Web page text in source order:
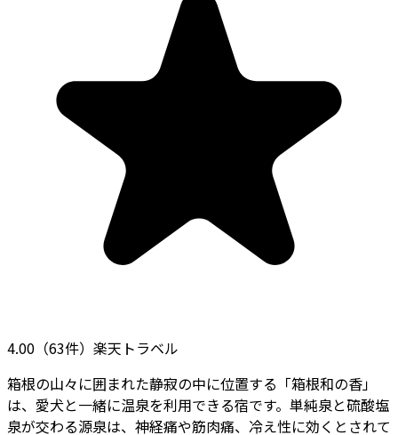
4.00 （63件） 楽天トラベル
箱根の山々に囲まれた静寂の中に位置する「箱根和の香」
は、愛犬と一緒に温泉を利用できる宿です。単純泉と硫酸塩
泉が交わる源泉は、神経痛や筋肉痛、冷え性に効くとされて